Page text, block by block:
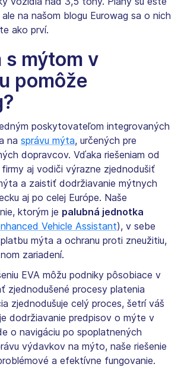
na našom blogu Eurowag sa o nich
ako prví.
s mýtom v
pomôže
poskytovateľom integrovaných
na správu mýta, určených pre
dopravcov. Vďaka riešeniam od
firmy aj vodiči výrazne zjednodušiť
a zaistiť dodržiavanie mýtnych
aj po celej Európe. Naše
ktorým je palubná jednotka
Vehicle Assistant), v sebe
mýta a ochranu proti zneužitiu,
zariadení.
EVA môžu podniky pôsobiace v
zjednodušené procesy platenia
zjednodušuje celý proces, šetrí váš
dodržiavanie predpisov o mýte v
o navigáciu po spoplatnených
výdavkov na mýto, naše riešenie
a efektívne fungovanie.